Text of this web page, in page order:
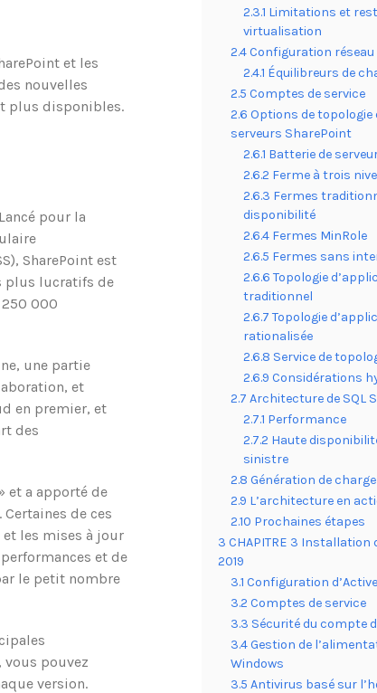
et les
nouvelles
plus disponibles.
pour la
SharePoint est
plus lucratifs de
000
une partie
et
en premier, et
des
et a apporté de
de ces
les mises à jour
et de
le petit nombre
vous pouvez
version.
2.3.1 Limitations et
virtualisation
2.4 Configuration réseau
2.4.1 Équilibreurs de
2.5 Comptes de service
2.6 Options de topologie
serveurs SharePoint
2.6.1 Batterie de
2.6.2 Ferme à trois
2.6.3 Fermes
disponibilité
2.6.4 Fermes MinRole
2.6.5 Fermes sans
2.6.6 Topologie
traditionnel
2.6.7 Topologie
rationalisée
2.6.8 Service de
2.6.9 Considérations
2.7 Architecture de SQL
2.7.1 Performance
2.7.2 Haute
sinistre
2.8 Génération de
2.9 L’architecture en
2.10 Prochaines étapes
3 CHAPITRE 3 Installation
2019
3.1 Configuration
3.2 Comptes de service
3.3 Sécurité du compte
3.4 Gestion de
Windows
3.5 Antivirus basé sur